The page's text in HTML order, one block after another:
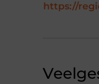
https://